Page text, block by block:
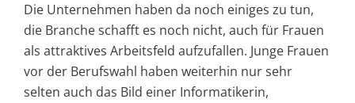
Die Unternehmen haben da noch einiges zu tun,
die Branche schafft es noch nicht, auch für Frauen
als attraktives Arbeitsfeld aufzufallen. Junge Frauen
vor der Berufswahl haben weiterhin nur sehr
selten auch das Bild einer Informatikerin,